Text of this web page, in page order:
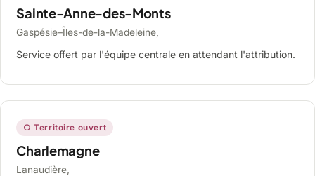
Sainte-Anne-des-Monts
Gaspésie–Îles-de-la-Madeleine,
Service offert par l'équipe centrale en attendant l'attribution.
○ Territoire ouvert
Charlemagne
Lanaudière,